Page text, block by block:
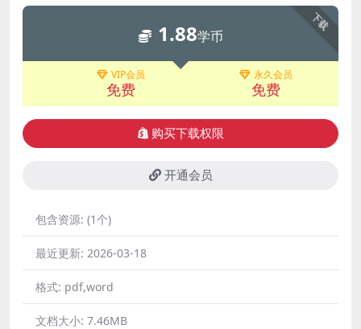
下载
1.88学币
VIP会员
免费
永久会员
免费
购买下载权限
开通会员
包含资源: (1个)
最近更新: 2026-03-18
格式: pdf,word
文档大小: 7.46MB